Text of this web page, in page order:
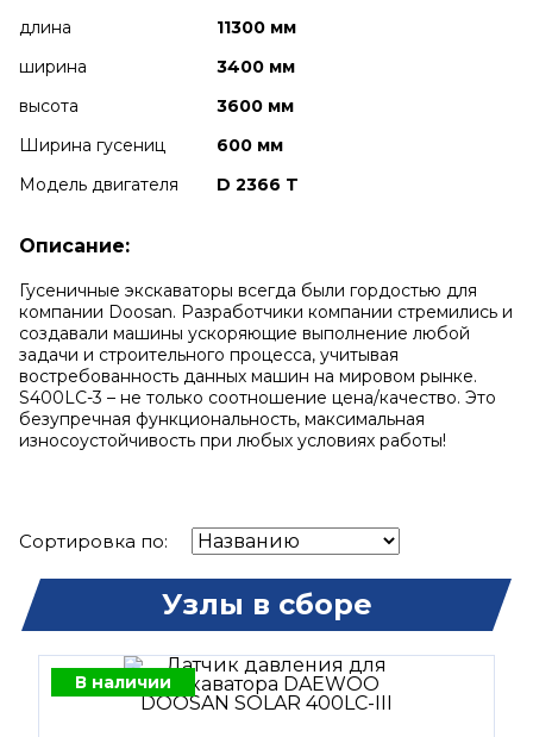
длина
11300 мм
ширина
3400 мм
высота
3600 мм
Ширина гусениц
600 мм
Модель двигателя
D 2366 T
Описание:
Гусеничные экскаваторы всегда были гордостью для
компании Doosan. Разработчики компании стремились и
создавали машины ускоряющие выполнение любой
задачи и строительного процесса, учитывая
востребованность данных машин на мировом рынке.
S400LC-3 – не только соотношение цена/качество. Это
безупречная функциональность, максимальная
износоустойчивость при любых условиях работы!
Сортировка по:
Узлы в сборе
В наличии